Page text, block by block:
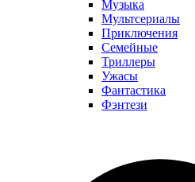
Музыка
Мультсериалы
Приключения
Семейные
Триллеры
Ужасы
Фантастика
Фэнтези